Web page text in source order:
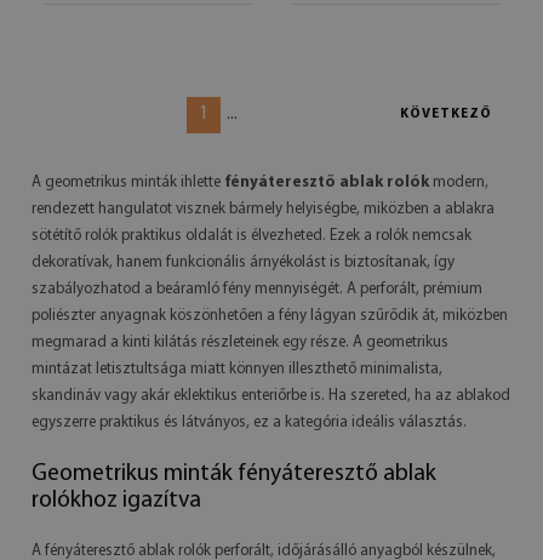
1 ... KÖVETKEZŐ
A geometrikus minták ihlette fényáteresztő ablak rolók modern,
rendezett hangulatot visznek bármely helyiségbe, miközben a ablakra
sötétítő rolók praktikus oldalát is élvezheted. Ezek a rolók nemcsak
dekoratívak, hanem funkcionális árnyékolást is biztosítanak, így
szabályozhatod a beáramló fény mennyiségét. A perforált, prémium
poliészter anyagnak köszönhetően a fény lágyan szűrődik át, miközben
megmarad a kinti kilátás részleteinek egy része. A geometrikus
mintázat letisztultsága miatt könnyen illeszthető minimalista,
skandináv vagy akár eklektikus enteriőrbe is. Ha szereted, ha az ablakod
egyszerre praktikus és látványos, ez a kategória ideális választás.
Geometrikus minták fényáteresztő ablak
rolókhoz igazítva
A fényáteresztő ablak rolók perforált, időjárásálló anyagból készülnek,